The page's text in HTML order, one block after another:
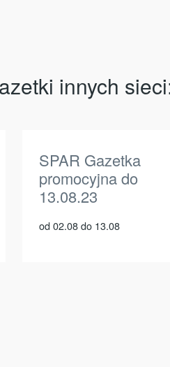
innych
SPAR Gazetka
promocyjna do
13.08.23
od 02.08 do 13.08